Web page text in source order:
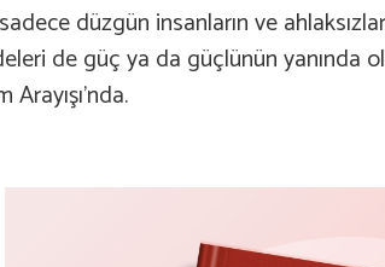
düzgün insanların ve
de güç ya da güçlünün yanında